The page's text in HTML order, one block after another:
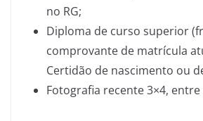
no RG;
Diploma de curso superior
comprovante de matrícula
Certidão de nascimento ou
Fotografia recente 3×4,